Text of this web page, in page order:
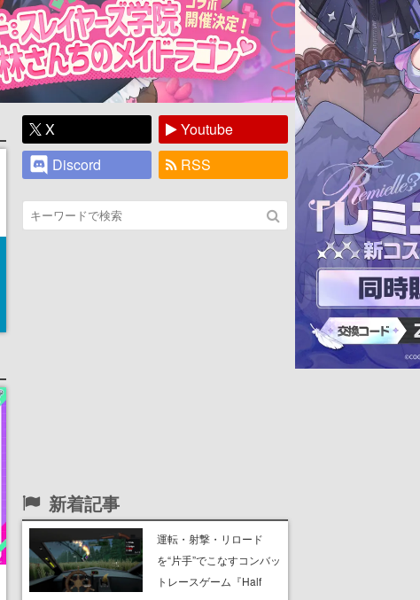
X
Youtube
Discord
RSS
新着記事
運転・射撃・リロード
を“片手”でこなすコンバッ
トレースゲーム『Half